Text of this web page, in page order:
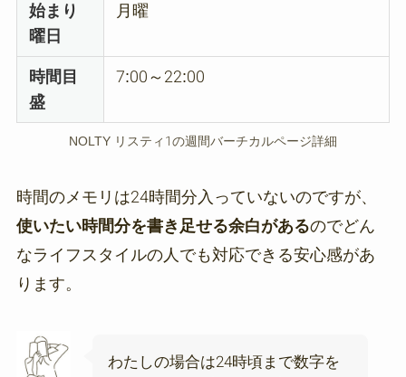
始まり
曜日
月曜
時間目
盛
7:00～22:00
NOLTY リスティ1の週間バーチカルページ詳細
時間のメモリは24時間分入っていないのですが、
使いたい時間分を書き足せる余白があるのでどん
なライフスタイルの人でも対応できる安心感があ
ります。
わたしの場合は24時頃まで数字を